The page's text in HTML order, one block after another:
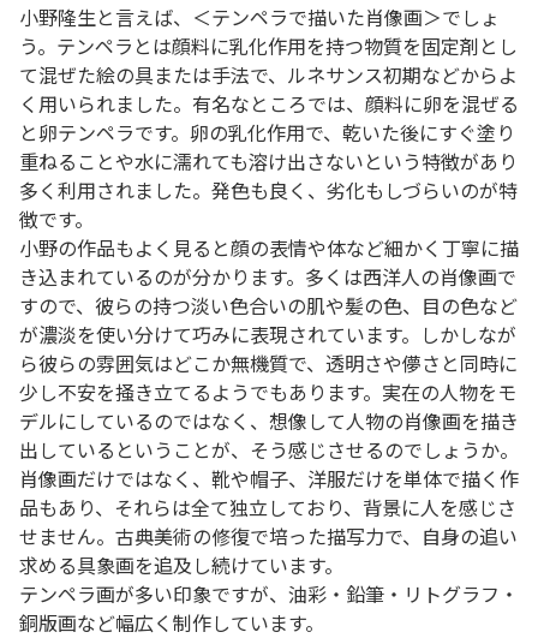
小野隆生と言えば、＜テンペラで描いた肖像画＞でしょ
う。テンペラとは顔料に乳化作用を持つ物質を固定剤とし
て混ぜた絵の具または手法で、ルネサンス初期などからよ
く用いられました。有名なところでは、顔料に卵を混ぜる
と卵テンペラです。卵の乳化作用で、乾いた後にすぐ塗り
重ねることや水に濡れても溶け出さないという特徴があり
多く利用されました。発色も良く、劣化もしづらいのが特
徴です。
小野の作品もよく見ると顔の表情や体など細かく丁寧に描
き込まれているのが分かります。多くは西洋人の肖像画で
すので、彼らの持つ淡い色合いの肌や髪の色、目の色など
が濃淡を使い分けて巧みに表現されています。しかしなが
ら彼らの雰囲気はどこか無機質で、透明さや儚さと同時に
少し不安を掻き立てるようでもあります。実在の人物をモ
デルにしているのではなく、想像して人物の肖像画を描き
出しているということが、そう感じさせるのでしょうか。
肖像画だけではなく、靴や帽子、洋服だけを単体で描く作
品もあり、それらは全て独立しており、背景に人を感じさ
せません。古典美術の修復で培った描写力で、自身の追い
求める具象画を追及し続けています。
テンペラ画が多い印象ですが、油彩・鉛筆・リトグラフ・
銅版画など幅広く制作しています。